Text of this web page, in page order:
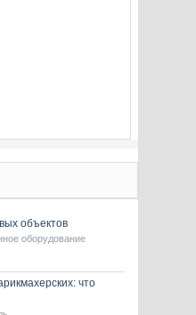
объектов
оборудование
что